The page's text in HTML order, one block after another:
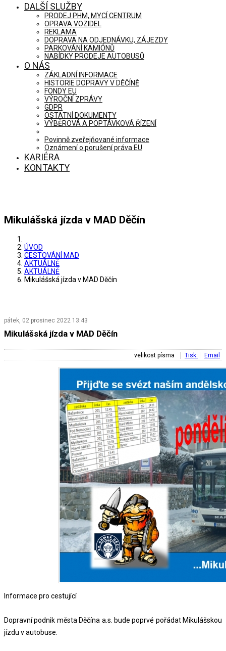
DALŠÍ SLUŽBY
PRODEJ PHM, MYCÍ CENTRUM
OPRAVA VOZIDEL
REKLAMA
DOPRAVA NA ODJEDNÁVKU, ZÁJEZDY
PARKOVÁNÍ KAMIÓNŮ
NABÍDKY PRODEJE AUTOBUSŮ
O NÁS
ZÁKLADNÍ INFORMACE
HISTORIE DOPRAVY V DĚČÍNĚ
FONDY EU
VÝROČNÍ ZPRÁVY
GDPR
OSTATNÍ DOKUMENTY
VÝBĚROVÁ A POPTÁVKOVÁ ŘÍZENÍ
Povinně zveřejňované informace
Oznámení o porušení práva EU
KARIÉRA
KONTAKTY
Mikulášská jízda v MAD Děčín
ÚVOD
CESTOVÁNÍ MAD
AKTUÁLNĚ
AKTUÁLNĚ
Mikulášská jízda v MAD Děčín
pátek, 02 prosinec 2022 13:43
Mikulášská jízda v MAD Děčín
velikost písma Tisk Email
Informace pro cestující
Dopravní podnik města Děčína a.s. bude poprvé pořádat Mikulášskou
jízdu v autobuse.